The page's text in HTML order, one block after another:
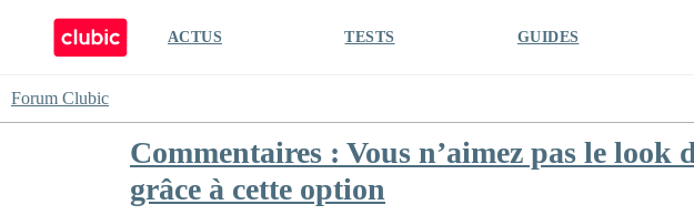
ACTUS TESTS GUIDES
Forum Clubic
Commentaires : Vous n’aimez pas le look
grâce à cette option